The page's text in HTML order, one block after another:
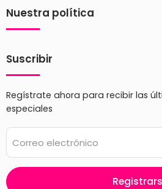
Nuestra política
Suscribir
Regístrate ahora para recibir las
especiales
Correo electrónico